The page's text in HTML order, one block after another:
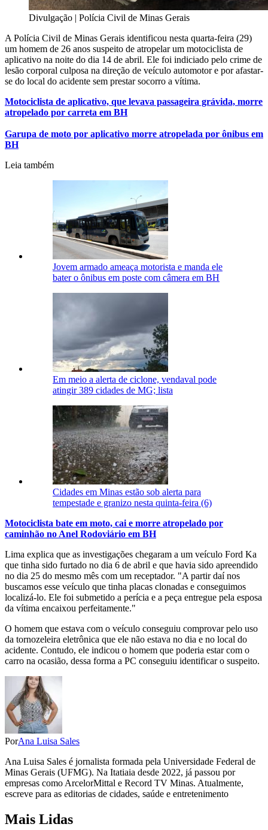
Divulgação | Polícia Civil de Minas Gerais
A Polícia Civil de Minas Gerais identificou nesta quarta-feira (29)
um homem de 26 anos suspeito de atropelar um motociclista de
aplicativo na noite do dia 14 de abril. Ele foi indiciado pelo crime de
lesão corporal culposa na direção de veículo automotor e por afastar-
se do local do acidente sem prestar socorro a vítima.
Motociclista de aplicativo, que levava passageira grávida, morre
atropelado por carreta em BH
Garupa de moto por aplicativo morre atropelada por ônibus em
BH
Leia também
Jovem armado ameaça motorista e manda ele
bater o ônibus em poste com câmera em BH
Em meio a alerta de ciclone, vendaval pode
atingir 389 cidades de MG; lista
Cidades em Minas estão sob alerta para
tempestade e granizo nesta quinta-feira (6)
Motociclista bate em moto, cai e morre atropelado por
caminhão no Anel Rodoviário em BH
Lima explica que as investigações chegaram a um veículo Ford Ka
que tinha sido furtado no dia 6 de abril e que havia sido apreendido
no dia 25 do mesmo mês com um receptador. "A partir daí nos
buscamos esse veículo que tinha placas clonadas e conseguimos
localizá-lo. Ele foi submetido a perícia e a peça entregue pela esposa
da vítima encaixou perfeitamente."
O homem que estava com o veículo conseguiu comprovar pelo uso
da tornozeleira eletrônica que ele não estava no dia e no local do
acidente. Contudo, ele indicou o homem que poderia estar com o
carro na ocasião, dessa forma a PC conseguiu identificar o suspeito.
PorAna Luisa Sales
Ana Luisa Sales é jornalista formada pela Universidade Federal de
Minas Gerais (UFMG). Na Itatiaia desde 2022, já passou por
empresas como ArcelorMittal e Record TV Minas. Atualmente,
escreve para as editorias de cidades, saúde e entretenimento
Mais Lidas